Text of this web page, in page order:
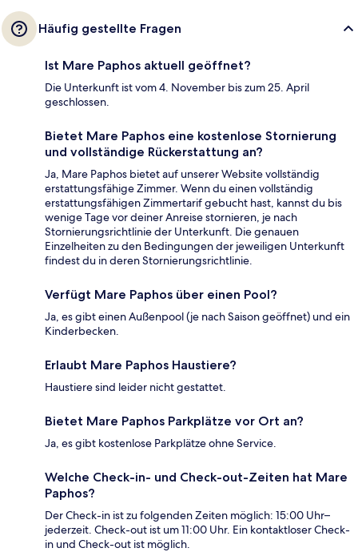
Häufig gestellte Fragen
Ist Mare Paphos aktuell geöffnet?
Die Unterkunft ist vom 4. November bis zum 25. April
geschlossen.
Bietet Mare Paphos eine kostenlose Stornierung
und vollständige Rückerstattung an?
Ja, Mare Paphos bietet auf unserer Website vollständig
erstattungsfähige Zimmer. Wenn du einen vollständig
erstattungsfähigen Zimmertarif gebucht hast, kannst du bis
wenige Tage vor deiner Anreise stornieren, je nach
Stornierungsrichtlinie der Unterkunft. Die genauen
Einzelheiten zu den Bedingungen der jeweiligen Unterkunft
findest du in deren Stornierungsrichtlinie.
Verfügt Mare Paphos über einen Pool?
Ja, es gibt einen Außenpool (je nach Saison geöffnet) und ein
Kinderbecken.
Erlaubt Mare Paphos Haustiere?
Haustiere sind leider nicht gestattet.
Bietet Mare Paphos Parkplätze vor Ort an?
Ja, es gibt kostenlose Parkplätze ohne Service.
Welche Check-in- und Check-out-Zeiten hat Mare
Paphos?
Der Check-in ist zu folgenden Zeiten möglich: 15:00 Uhr–
jederzeit. Check-out ist um 11:00 Uhr. Ein kontaktloser Check-
in und Check-out ist möglich.